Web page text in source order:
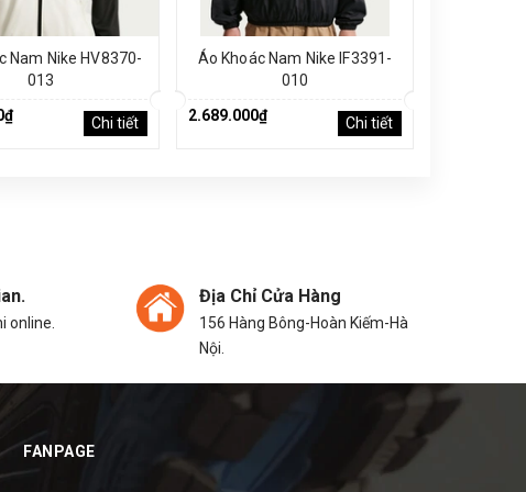
Nam Nike HV8370-
013
Chi tiết
Áo Khoác Nam Nike IF3391-
010
2.689.000₫
Chi tiết
online.
Địa Chỉ Cửa Hàng
156 Hàng Bông-Hoàn Kiếm-Hà
Nội.
FANPAGE